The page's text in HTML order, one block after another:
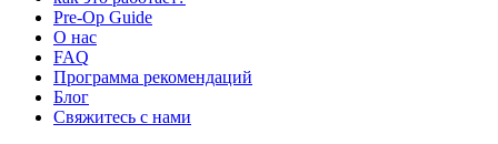
Pre-Op Guide
О нас
FAQ
Программа рекомендаций
Блог
Свяжитесь с нами